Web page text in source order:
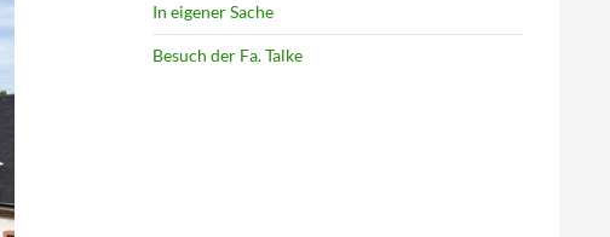
In eigener Sache
Besuch der Fa. Talke